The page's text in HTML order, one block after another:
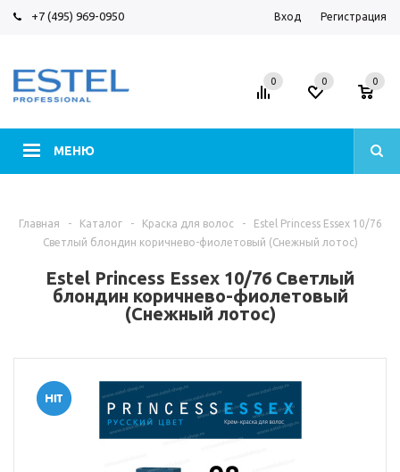
+7 (495) 969-0950 Вход Регистрация
МЕНЮ
0 0 0
Главная - Каталог - Краска для волос -
Estel Princess Essex 10/76
Светлый блондин коричнево-фиолетовый (Снежный лотос)
Estel Princess Essex 10/76 Светлый
блондин коричнево-фиолетовый
(Снежный лотос)